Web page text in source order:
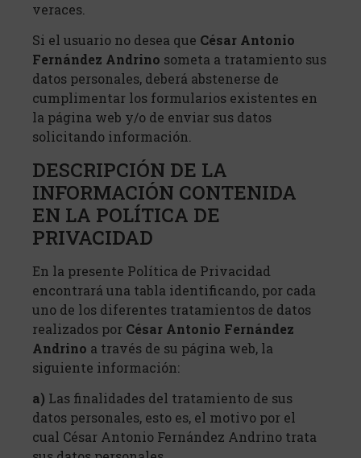
veraces.
Si el usuario no desea que César Antonio
Fernández Andrino someta a tratamiento sus
datos personales, deberá abstenerse de
cumplimentar los formularios existentes en
la página web y/o de enviar sus datos
solicitando información.
DESCRIPCIÓN DE LA
INFORMACIÓN CONTENIDA
EN LA POLÍTICA DE
PRIVACIDAD
En la presente Política de Privacidad
encontrará una tabla identificando, por cada
uno de los diferentes tratamientos de datos
realizados por César Antonio Fernández
Andrino a través de su página web, la
siguiente información:
a) Las finalidades del tratamiento de sus
datos personales, esto es, el motivo por el
cual César Antonio Fernández Andrino trata